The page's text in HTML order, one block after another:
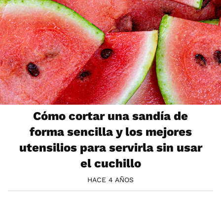
Cómo cortar una sandía de
forma sencilla y los mejores
utensilios para servirla sin usar
el cuchillo
HACE 4 AÑOS